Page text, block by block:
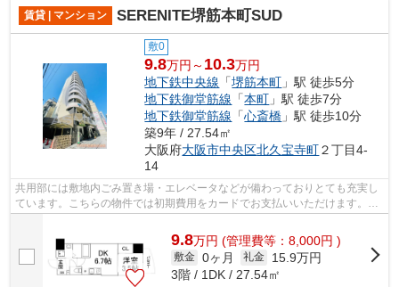
賃貸 | マンション SERENITE堺筋本町SUD
敷0
9.8万円～ 10.3万円
地下鉄中央線 「堺筋本町 」駅 徒歩5分
地下鉄御堂筋線 「本町 」駅 徒歩7分
地下鉄御堂筋線 「心斎橋 」駅 徒歩10分
築9年 / 27.54㎡
大阪府大阪市中央区北久宝寺町２丁目4-
14
共用部には敷地内ごみ置き場・エレベータなどが備わっておりとても充実し
ています。こちらの物件では初期費用をカードでお支払いいただけます。外
9.8万円 (管理費等：8,000円 )
敷金 0ヶ月 礼金
15.9万円
3階 / 1DK / 27.54㎡